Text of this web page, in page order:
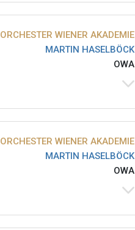
ORCHESTER WIENER AKADEMIE
MARTIN HASELBÖCK
OWA
ORCHESTER WIENER AKADEMIE
MARTIN HASELBÖCK
OWA